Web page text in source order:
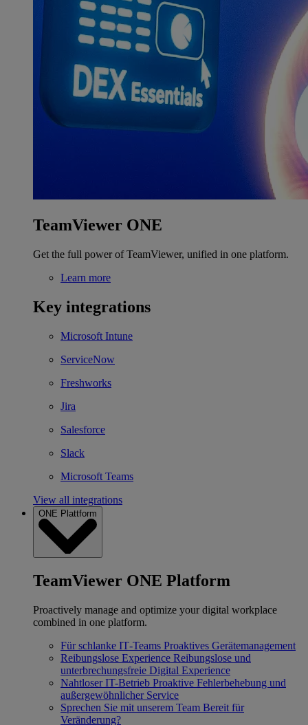
TeamViewer ONE
Get the full power of TeamViewer, unified in one platform.
Learn more
Key integrations
Microsoft Intune
ServiceNow
Freshworks
Jira
Salesforce
Slack
Microsoft Teams
View all integrations
ONE Plattform
TeamViewer ONE Platform
Proactively manage and optimize your digital workplace
combined in one platform.
Für schlanke IT‐Teams Proaktives Gerätemanagement
Reibungslose Experience Reibungslose und
unterbrechungsfreie Digital Experience
Nahtloser IT-Betrieb Proaktive Fehlerbehebung und
außergewöhnlicher Service
Sprechen Sie mit unserem Team Bereit für
Veränderung?